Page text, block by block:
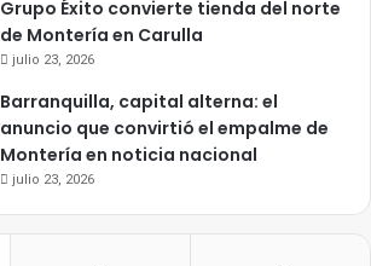
Grupo Éxito convierte tienda del norte
de Montería en Carulla
julio 23, 2026
Barranquilla, capital alterna: el
anuncio que convirtió el empalme de
Montería en noticia nacional
julio 23, 2026